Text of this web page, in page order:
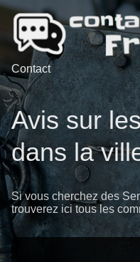
Contact
Avis sur
dans la
Si vous cherchez des
trouverez ici tous les